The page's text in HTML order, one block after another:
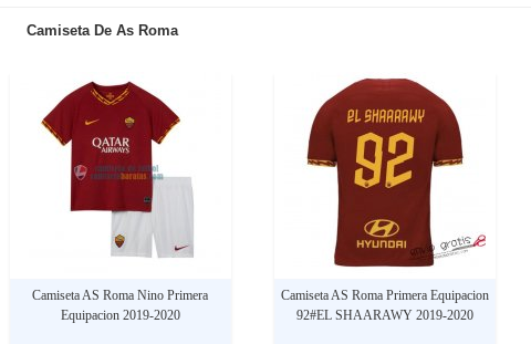
Camiseta De As Roma
Camiseta AS Roma Nino Primera
Equipacion 2019-2020
Camiseta AS Roma Primera Equipacion
92#EL SHAARAWY 2019-2020